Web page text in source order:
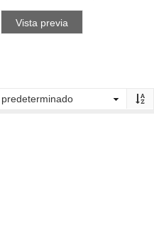
Vista previa